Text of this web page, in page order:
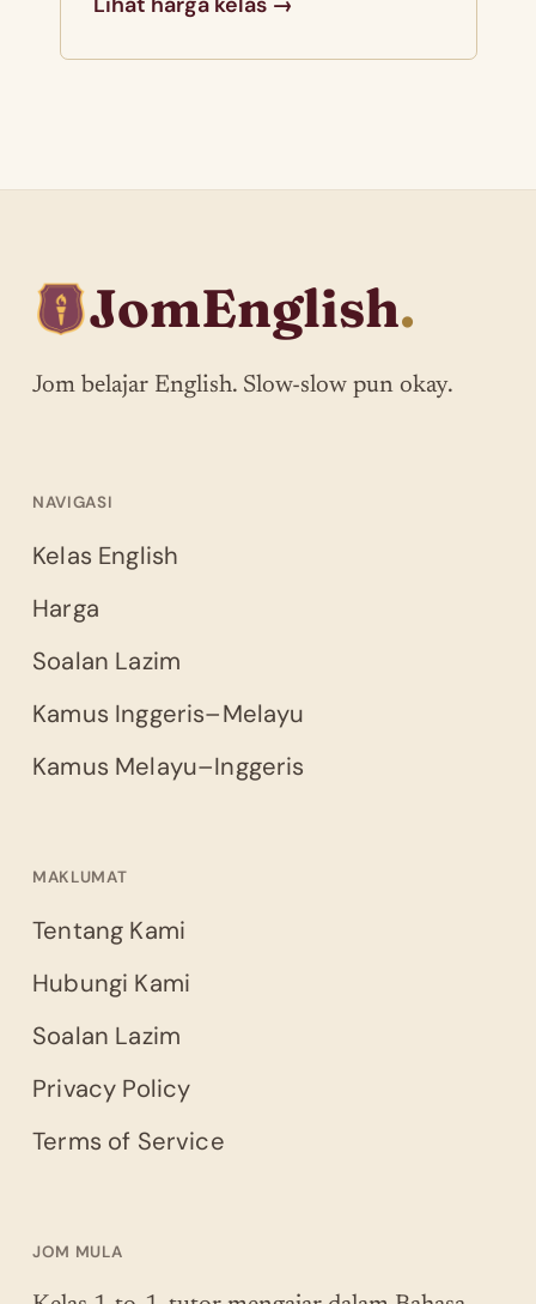
JomEnglish.
Jom belajar English. Slow-slow pun okay.
NAVIGASI
Kelas English
Harga
Soalan Lazim
Kamus Inggeris–Melayu
Kamus Melayu–Inggeris
MAKLUMAT
Tentang Kami
Hubungi Kami
Soalan Lazim
Privacy Policy
Terms of Service
JOM MULA